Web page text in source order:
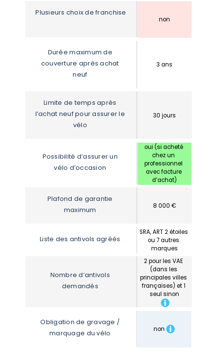
Plusieurs choix de franchise
non
Durée maximum de
couverture après achat
neuf
3 ans
Limite de temps après
l’achat neuf pour assurer le
vélo
30 jours
Possibilité d’assurer un
vélo d’occasion
oui (si acheté
chez un
professionnel
avec facture
d’achat)
Plafond de garantie
maximum
8 000 €
Liste des antivols agréés
SRA, ART 2 étoiles
ou 7 autres
marques
Nombre d’antivols
demandés
2 pour les VAE
(dans les
principales villes
françaises) et 1
seul sinon
Obligation de gravage /
marquage du vélo
non